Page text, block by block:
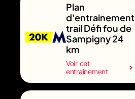
Plan
d'entrainement
trail Défi fou de
Sampigny 24
km
Voir cet
entrainement